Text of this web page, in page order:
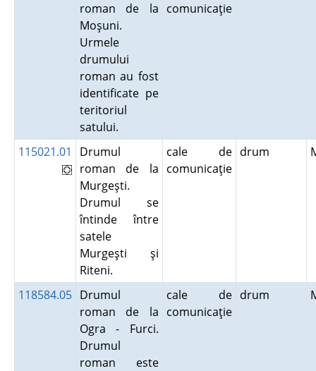
roman de la
Moşuni.
Urmele
drumului
roman au fost
identificate pe
teritoriul
satului.
comunicaţie
115021.01
Drumul
roman de la
Murgeşti.
Drumul se
întinde între
satele
Murgeşti şi
Riteni.
cale de
comunicaţie
drum
118584.05 Drumul
roman de la
Ogra - Furci.
Drumul
roman este
cale de
comunicaţie
drum